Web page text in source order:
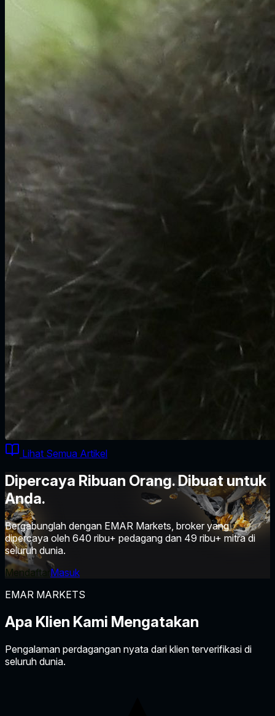
Lihat Semua Artikel
Dipercaya Ribuan Orang. Dibuat untuk
Anda.
Bergabunglah dengan EMAR Markets, broker yang
dipercaya oleh 640 ribu+ pedagang dan 49 ribu+ mitra di
seluruh dunia.
Mendaftar Masuk
EMAR MARKETS
Apa Klien Kami Mengatakan
Pengalaman perdagangan nyata dari klien terverifikasi di
seluruh dunia.